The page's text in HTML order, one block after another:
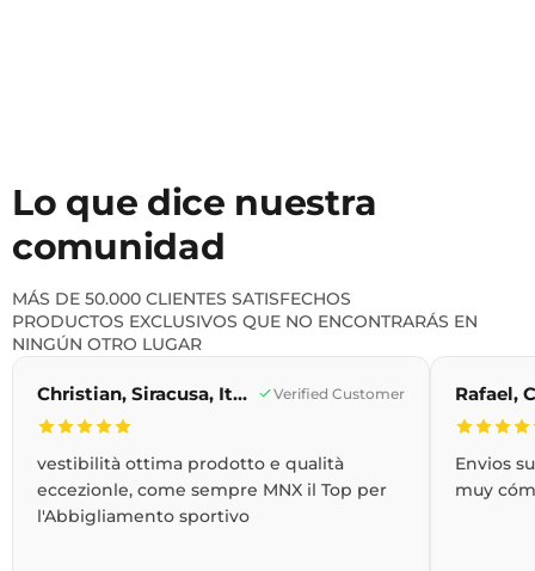
Lo que dice nuestra
comunidad
MÁS DE 50.000 CLIENTES SATISFECHOS
PRODUCTOS EXCLUSIVOS QUE NO ENCONTRARÁS EN
NINGÚN OTRO LUGAR
Christian, Siracusa, Italia Verified Customer
vestibilità ottima prodotto e qualità
eccezionle, come sempre MNX il Top per
l'Abbigliamento sportivo
Envios
muy